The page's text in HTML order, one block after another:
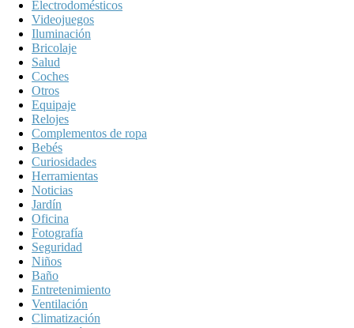
Electrodomésticos
Videojuegos
Iluminación
Bricolaje
Salud
Coches
Otros
Equipaje
Relojes
Complementos de ropa
Bebés
Curiosidades
Herramientas
Noticias
Jardín
Oficina
Fotografía
Seguridad
Niños
Baño
Entretenimiento
Ventilación
Climatización